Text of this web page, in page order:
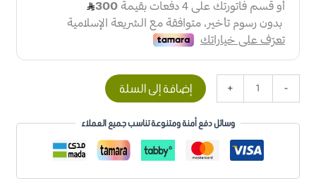
-
+ إضافة إلى السلة
وسائل دفع أمنة ومتنوعة تناسب جميع العملاء